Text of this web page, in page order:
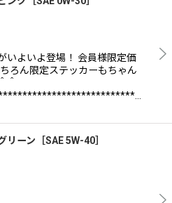
いよいよ登場！ 会員様限定価
ろん限定ステッカーもちゃん
＾
ーン［SAE 5W-40］